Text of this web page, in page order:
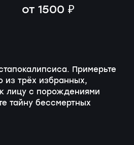
от 1500 ₽
Примерьте
из трёх избранных,
лицу с порождениями
тайну бессмертных